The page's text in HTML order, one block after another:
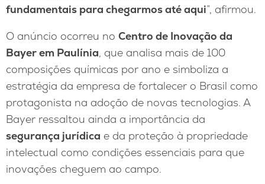
fundamentais para chegarmos até aqui”, afirmou.
O anúncio ocorreu no Centro de Inovação da
Bayer em Paulínia, que analisa mais de 100
composições químicas por ano e simboliza a
estratégia da empresa de fortalecer o Brasil como
protagonista na adoção de novas tecnologias. A
Bayer ressaltou ainda a importância da
segurança jurídica e da proteção à propriedade
intelectual como condições essenciais para que
inovações cheguem ao campo.